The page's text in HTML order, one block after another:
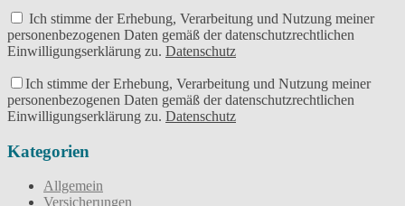
Ich stimme der Erhebung, Verarbeitung und Nutzung meiner
personenbezogenen Daten gemäß der datenschutzrechtlichen
Einwilligungserklärung zu. Datenschutz
Ich stimme der Erhebung, Verarbeitung und Nutzung meiner
personenbezogenen Daten gemäß der datenschutzrechtlichen
Einwilligungserklärung zu. Datenschutz
Kategorien
Allgemein
Versicherungen